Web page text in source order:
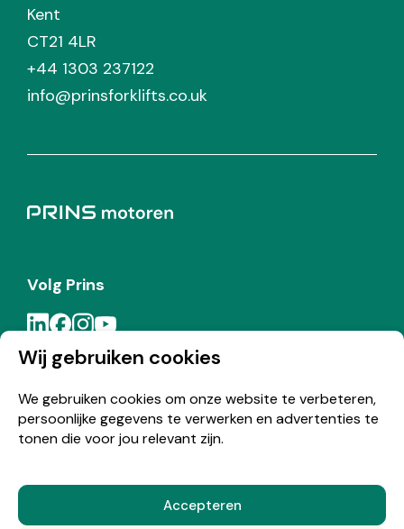
Wij gebruiken cookies
We gebruiken cookies om onze website te verbeteren,
persoonlijke gegevens te verwerken en advertenties te
tonen die voor jou relevant zijn.
Accepteren
Kent
CT21 4LR
+44 1303 237122
info@prinsforklifts.co.uk
Volg Prins
Meld je aan voor de Prins nieuwsbrief
© Copyright 2026 Prins